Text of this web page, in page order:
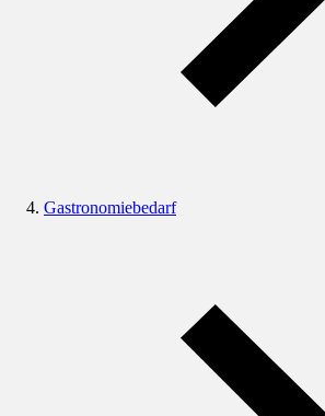
Gastronomiebedarf